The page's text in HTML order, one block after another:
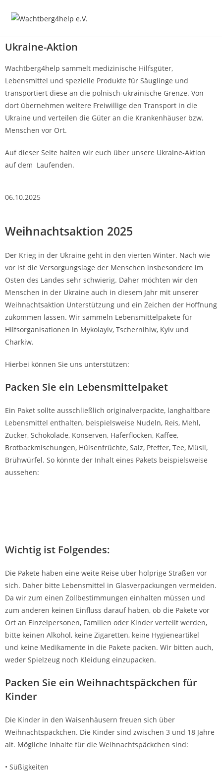
Ukraine-Aktion
Wachtberg4help sammelt medizinische Hilfsgüter,
Lebensmittel und spezielle Produkte für Säuglinge und
transportiert diese an die polnisch-ukrainische Grenze. Von
dort übernehmen weitere Freiwillige den Transport in die
Ukraine und verteilen die Güter an die Krankenhäuser bzw.
Menschen vor Ort.
Auf dieser Seite halten wir euch über unsere Ukraine-Aktion
auf dem Laufenden.
06.10.2025
Weihnachtsaktion 2025
Der Krieg in der Ukraine geht in den vierten Winter. Nach wie
vor ist die Versorgungslage der Menschen insbesondere im
Osten des Landes sehr schwierig. Daher möchten wir den
Menschen in der Ukraine auch in diesem Jahr mit unserer
Weihnachtsaktion Unterstützung und ein Zeichen der Hoffnung
zukommen lassen. Wir sammeln Lebensmittelpakete für
Hilfsorganisationen in Mykolayiv, Tschernihiw, Kyiv und
Charkiw.
Hierbei können Sie uns unterstützen:
Packen Sie ein Lebensmittelpaket
Ein Paket sollte ausschließlich originalverpackte, langhaltbare
Lebensmittel enthalten, beispielsweise Nudeln, Reis, Mehl,
Zucker, Schokolade, Konserven, Haferflocken, Kaffee,
Brotbackmischungen, Hülsenfrüchte, Salz, Pfeffer, Tee, Müsli,
Brühwürfel. So könnte der Inhalt eines Pakets beispielsweise
aussehen:
Wichtig ist Folgendes:
Die Pakete haben eine weite Reise über holprige Straßen vor
sich. Daher bitte Lebensmittel in Glasverpackungen vermeiden.
Da wir zum einen Zollbestimmungen einhalten müssen und
zum anderen keinen Einfluss darauf haben, ob die Pakete vor
Ort an Einzelpersonen, Familien oder Kinder verteilt werden,
bitte keinen Alkohol, keine Zigaretten, keine Hygieneartikel
und keine Medikamente in die Pakete packen. Wir bitten auch,
weder Spielzeug noch Kleidung einzupacken.
Packen Sie ein Weihnachtspäckchen für
Kinder
Die Kinder in den Waisenhäusern freuen sich über
Weihnachtspäckchen. Die Kinder sind zwischen 3 und 18 Jahre
alt. Mögliche Inhalte für die Weihnachtspäckchen sind:
• Süßigkeiten